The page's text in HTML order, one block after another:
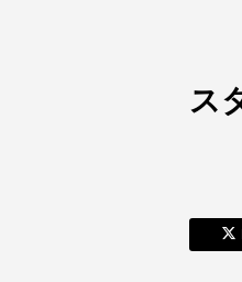
ス